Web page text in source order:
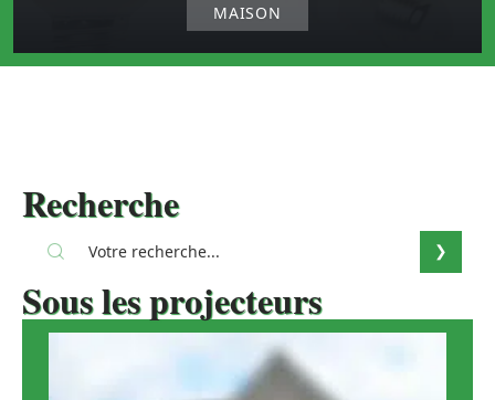
MAISON
Recherche
Sous les projecteurs